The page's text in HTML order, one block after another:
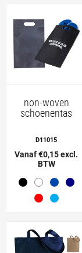
non-woven
schoenentas
D11015
Vanaf €0,15 excl.
BTW